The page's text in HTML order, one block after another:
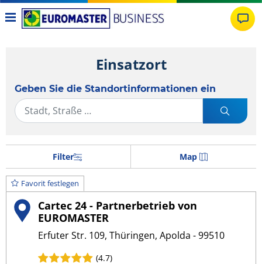
Einsatzort
Geben Sie die Standortinformationen ein
Filter Map
Favorit festlegen
Cartec 24 - Partnerbetrieb von
EUROMASTER
Erfuter Str. 109, Thüringen, Apolda - 99510
(4.7)